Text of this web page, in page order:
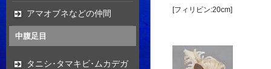
[フィリピン:20cm]
アマオブネなどの仲間
中腹足目
タニシ･タマキビ･ムカデガ